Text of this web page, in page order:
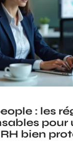
: les
pour
bien